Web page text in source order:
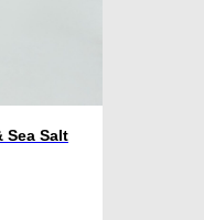
Sea Salt